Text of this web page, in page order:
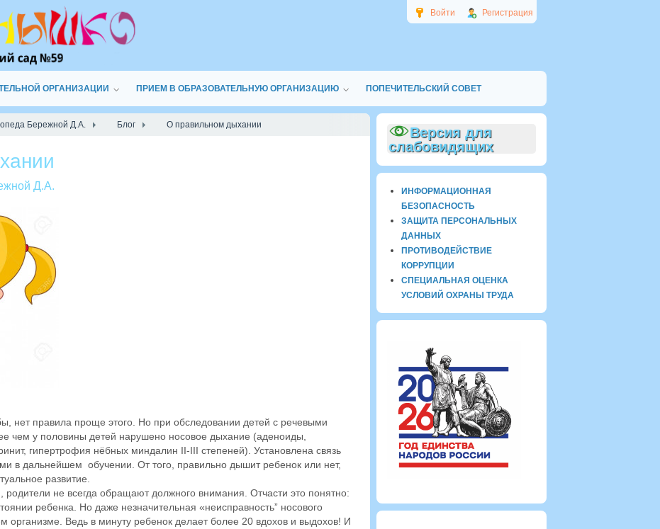
Войти Регистрация
ОРГАНИЗАЦИИ ПРИЕМ В ОБРАЗОВАТЕЛЬНУЮ ОРГАНИЗАЦИЮ ПОПЕЧИТЕЛЬСКИЙ СОВЕТ
Бережной Д.А. Блог О правильном дыхании
Д.А.
нет правила проще этого. Но при обследовании детей с речевыми
чем у половины детей нарушено носовое дыхание (аденоиды,
гипертрофия нёбных миндалин II-III степеней). Установлена связь
в дальнейшем обучении. От того, правильно дышит ребенок или нет,
развитие.
не всегда обращают должного внимания. Отчасти это понятно:
ребенка. Но даже незначительная «неисправность” носового
организме. Ведь в минуту ребенок делает более 20 вдохов и выдохов! И
Версия для
слабовидящих
ИНФОРМАЦИОННАЯ
БЕЗОПАСНОСТЬ
ЗАЩИТА ПЕРСОНАЛЬНЫХ
ДАННЫХ
ПРОТИВОДЕЙСТВИЕ
КОРРУПЦИИ
СПЕЦИАЛЬНАЯ ОЦЕНКА
УСЛОВИЙ ОХРАНЫ ТРУДА